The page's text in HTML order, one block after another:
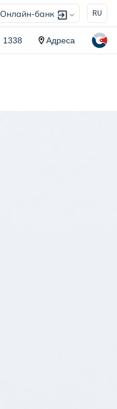
Онлайн-банк RU
1338 Адреса